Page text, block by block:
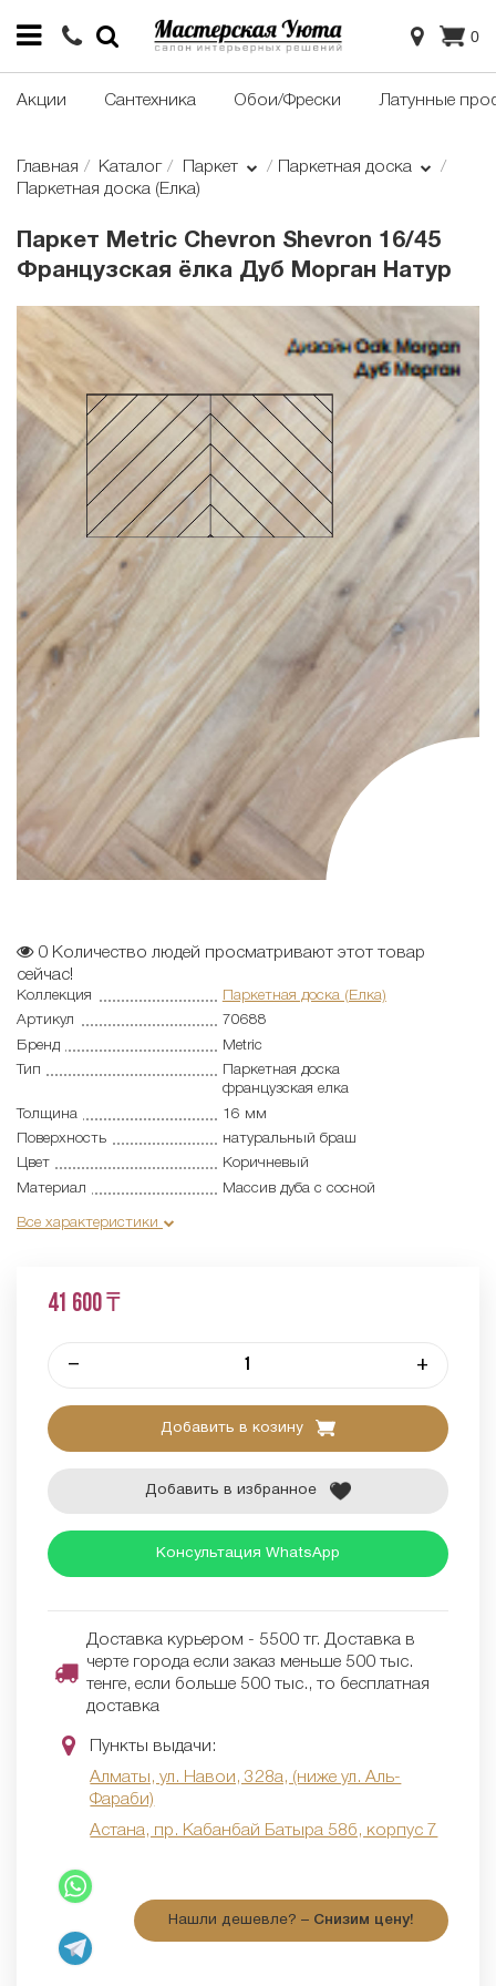
0
Акции Сантехника Обои/Фрески Латунные
Главная Каталог Паркет
Паркетная доска
Паркетная доска (Елка)
Паркет Metric Chevron Shevron 16/45
Французская ёлка Дуб Морган Натур
0 Количество людей просматривают этот товар
сейчас!
Коллекция
Паркетная доска (Елка)
Артикул
70688
Бренд
Metric
Тип
Паркетная доска
французская елка
Толщина
16 мм
Поверхность
натуральный браш
Цвет
Коричневый
Материал
Массив дуба с сосной
Все характеристики
41 600 ₸
– +
Добавить в козину
Добавить в избранное
Консультация WhatsApp
Доставка курьером - 5500 тг. Доставка в
черте города если заказ меньше 500 тыс.
тенге, если больше 500 тыс., то бесплатная
доставка
Пункты выдачи:
Алматы, ул. Навои, 328а, (ниже ул. Аль-
Фараби)
Астана, пр. Кабанбай Батыра 58б, корпус 7
Нашли дешевле? – Снизим цену!